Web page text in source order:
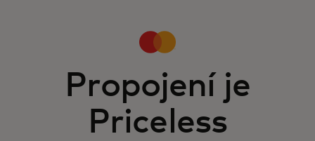
Propojení je
Priceless